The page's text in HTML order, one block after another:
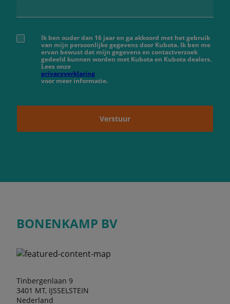
Ik ben ouder dan 16 jaar en ga akkoord met het gebruik
van mijn persoonlijke gegevens door Kubota. Ik ben me
ervan bewust dat mijn gegevens en contactverzoek
gedeeld kunnen worden met Kubota en Kubota dealers.
Lees onze
privacyverklaring
voor meer informatie.
Verstuur
BONENKAMP BV
Tinbergenlaan 9
3401 MT, IJSSELSTEIN
Nederland